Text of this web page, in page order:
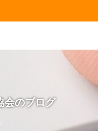
会のブログ